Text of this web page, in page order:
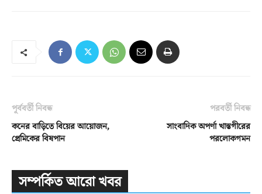
পূর্ববর্তী নিবন্ধ
কনের বাড়িতে বিয়ের আয়োজন,
প্রেমিকের বিষপান
পরবর্তী নিবন্ধ
সাংবাদিক অপর্ণা খাস্তগীরের
পরলোকগমন
সম্পর্কিত আরো খবর